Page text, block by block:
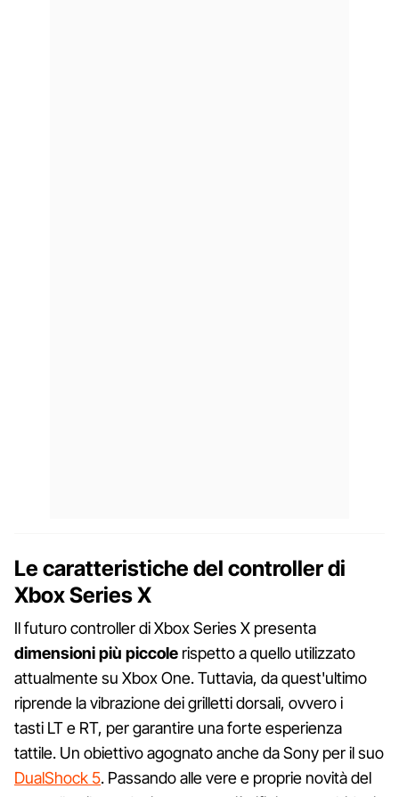
Le caratteristiche del controller di
Xbox Series X
Il futuro controller di Xbox Series X presenta
dimensioni più piccole rispetto a quello utilizzato
attualmente su Xbox One. Tuttavia, da quest'ultimo
riprende la vibrazione dei grilletti dorsali, ovvero i
tasti LT e RT, per garantire una forte esperienza
tattile. Un obiettivo agognato anche da Sony per il suo
DualShock 5. Passando alle vere e proprie novità del